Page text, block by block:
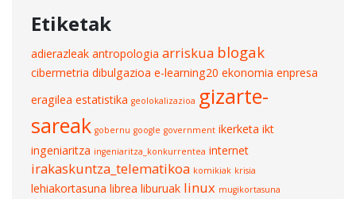
Etiketak
adierazleak antropologia arriskua blogak
cibermetria dibulgazioa e-learning20 ekonomia enpresa
eragilea estatistika geolokalizazioa gizarte-
sareak gobernu google government ikerketa ikt
ingeniaritza ingeniaritza_konkurrentea internet
irakaskuntza_telematikoa komikiak krisia
lehiakortasuna librea liburuak linux mugikortasuna